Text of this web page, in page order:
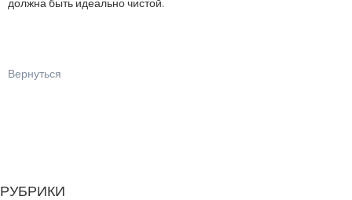
должна быть идеально чистой.
Вернуться
РУБРИКИ